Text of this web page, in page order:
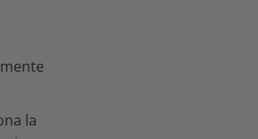
la